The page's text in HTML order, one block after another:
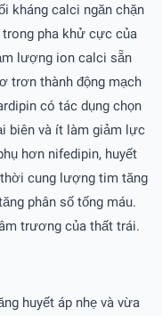
kháng calci ngăn chặn
pha khử cực của
lượng ion calci sẵn
trơn thành động mạch
có tác dụng chọn
biên và ít làm giảm lực
hơn nifedipin, huyết
cung lượng tim tăng
phân số tống máu.
trương của thất trái.
huyết áp nhẹ và vừa